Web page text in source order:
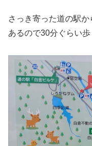
さっき寄った道の駅
あるので30分ぐらい歩